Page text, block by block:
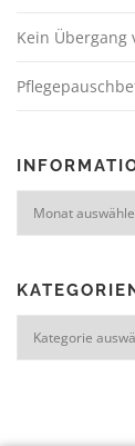
Kein Übergang